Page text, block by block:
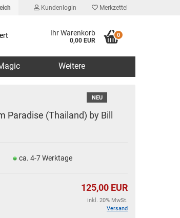
Kundenlogin Merkzettel
Ihr Warenkorb
0,00 EUR
0
Weitere
NEU
Paradise (Thailand) by Bill
ca. 4-7 Werktage
125,00 EUR
inkl. 20% MwSt.
Versand